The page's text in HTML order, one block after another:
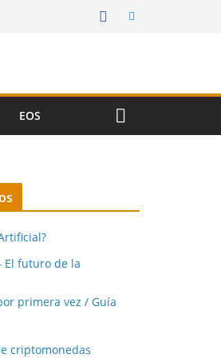
EOS
El futuro de la
primera vez / Guía
criptomonedas